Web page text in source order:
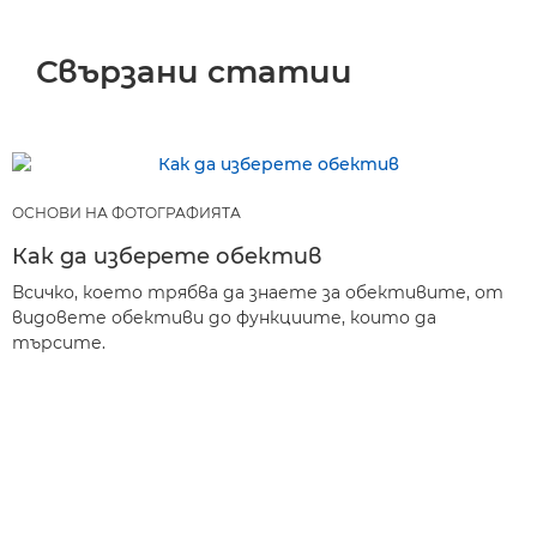
Свързани статии
ОСНОВИ НА ФОТОГРАФИЯТА
Как да изберете обектив
Всичко, което трябва да знаете за обективите, от
видовете обективи до функциите, които да
търсите.